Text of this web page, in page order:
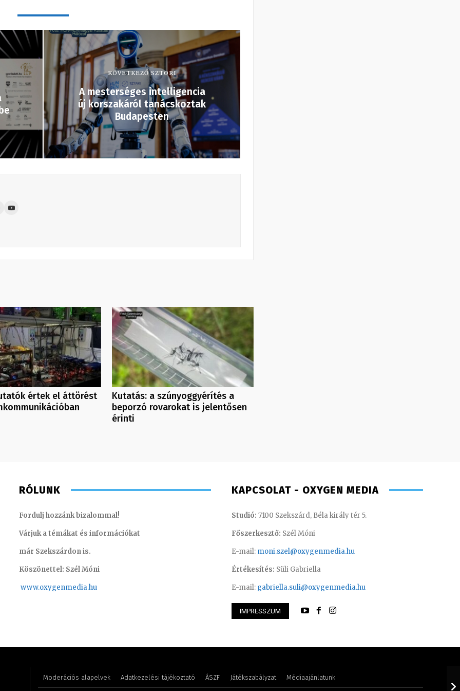
KÖVETKEZŐ SZTORI
A mesterséges intelligencia
új korszakáról tanácskoztak
Budapesten
értek el áttörést
Kutatás: a szúnyoggyérítés a
beporzó rovarokat is jelentősen
érinti
Farkas Henriett – főkönyvelő – 2009
RÓLUNK
Fordulj hozzánk bizalommal!
Várjuk a témákat és információkat
már Szekszárdon is.
Köszönettel: Szél Móni
www.oxygenmedia.hu
KAPCSOLAT - OXYGEN MEDIA
Studió: 7100 Szekszárd, Béla király tér 5.
Főszerkesztő: Szél Móni
E-mail: moni.szel@oxygenmedia.hu
Értékesítés: Süli Gabriella
E-mail: gabriella.suli@oxygenmedia.hu
IMPRESSZUM
Moderációs alapelvek Adatkezelési tájékoztató ÁSZF Játékszabályzat Médiaajánlatunk